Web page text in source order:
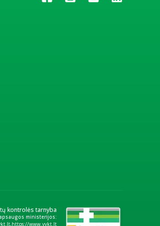
kontrolės tarnyba
ministerijos:
https://www.vvkt.lt